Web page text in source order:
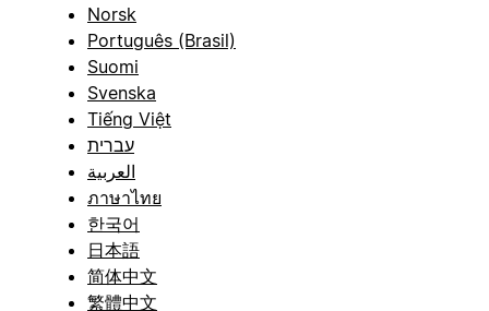
Norsk
Português (Brasil)
Suomi
Svenska
Tiếng Việt
עברית
العربية
ภาษาไทย
한국어
日本語
简体中文
繁體中文